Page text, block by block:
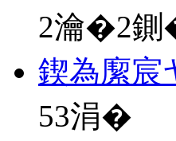
2瀹�2
鍥為緳
53涓�